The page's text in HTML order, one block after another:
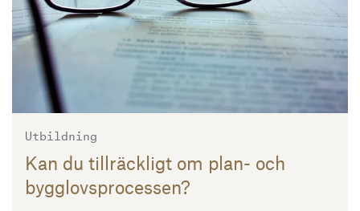
Utbildning
Kan du tillräckligt om plan- och
bygglovsprocessen?